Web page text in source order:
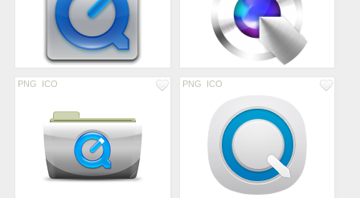
PNG ICO PNG ICO